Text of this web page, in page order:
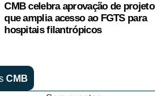
CMB celebra aprovação de projeto
que amplia acesso ao FGTS para
hospitais filantrópicos
CMB